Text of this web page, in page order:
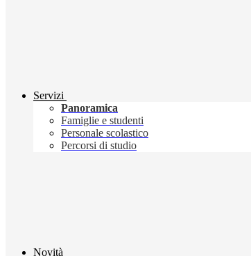
Servizi
Panoramica
Famiglie e studenti
Personale scolastico
Percorsi di studio
Novità